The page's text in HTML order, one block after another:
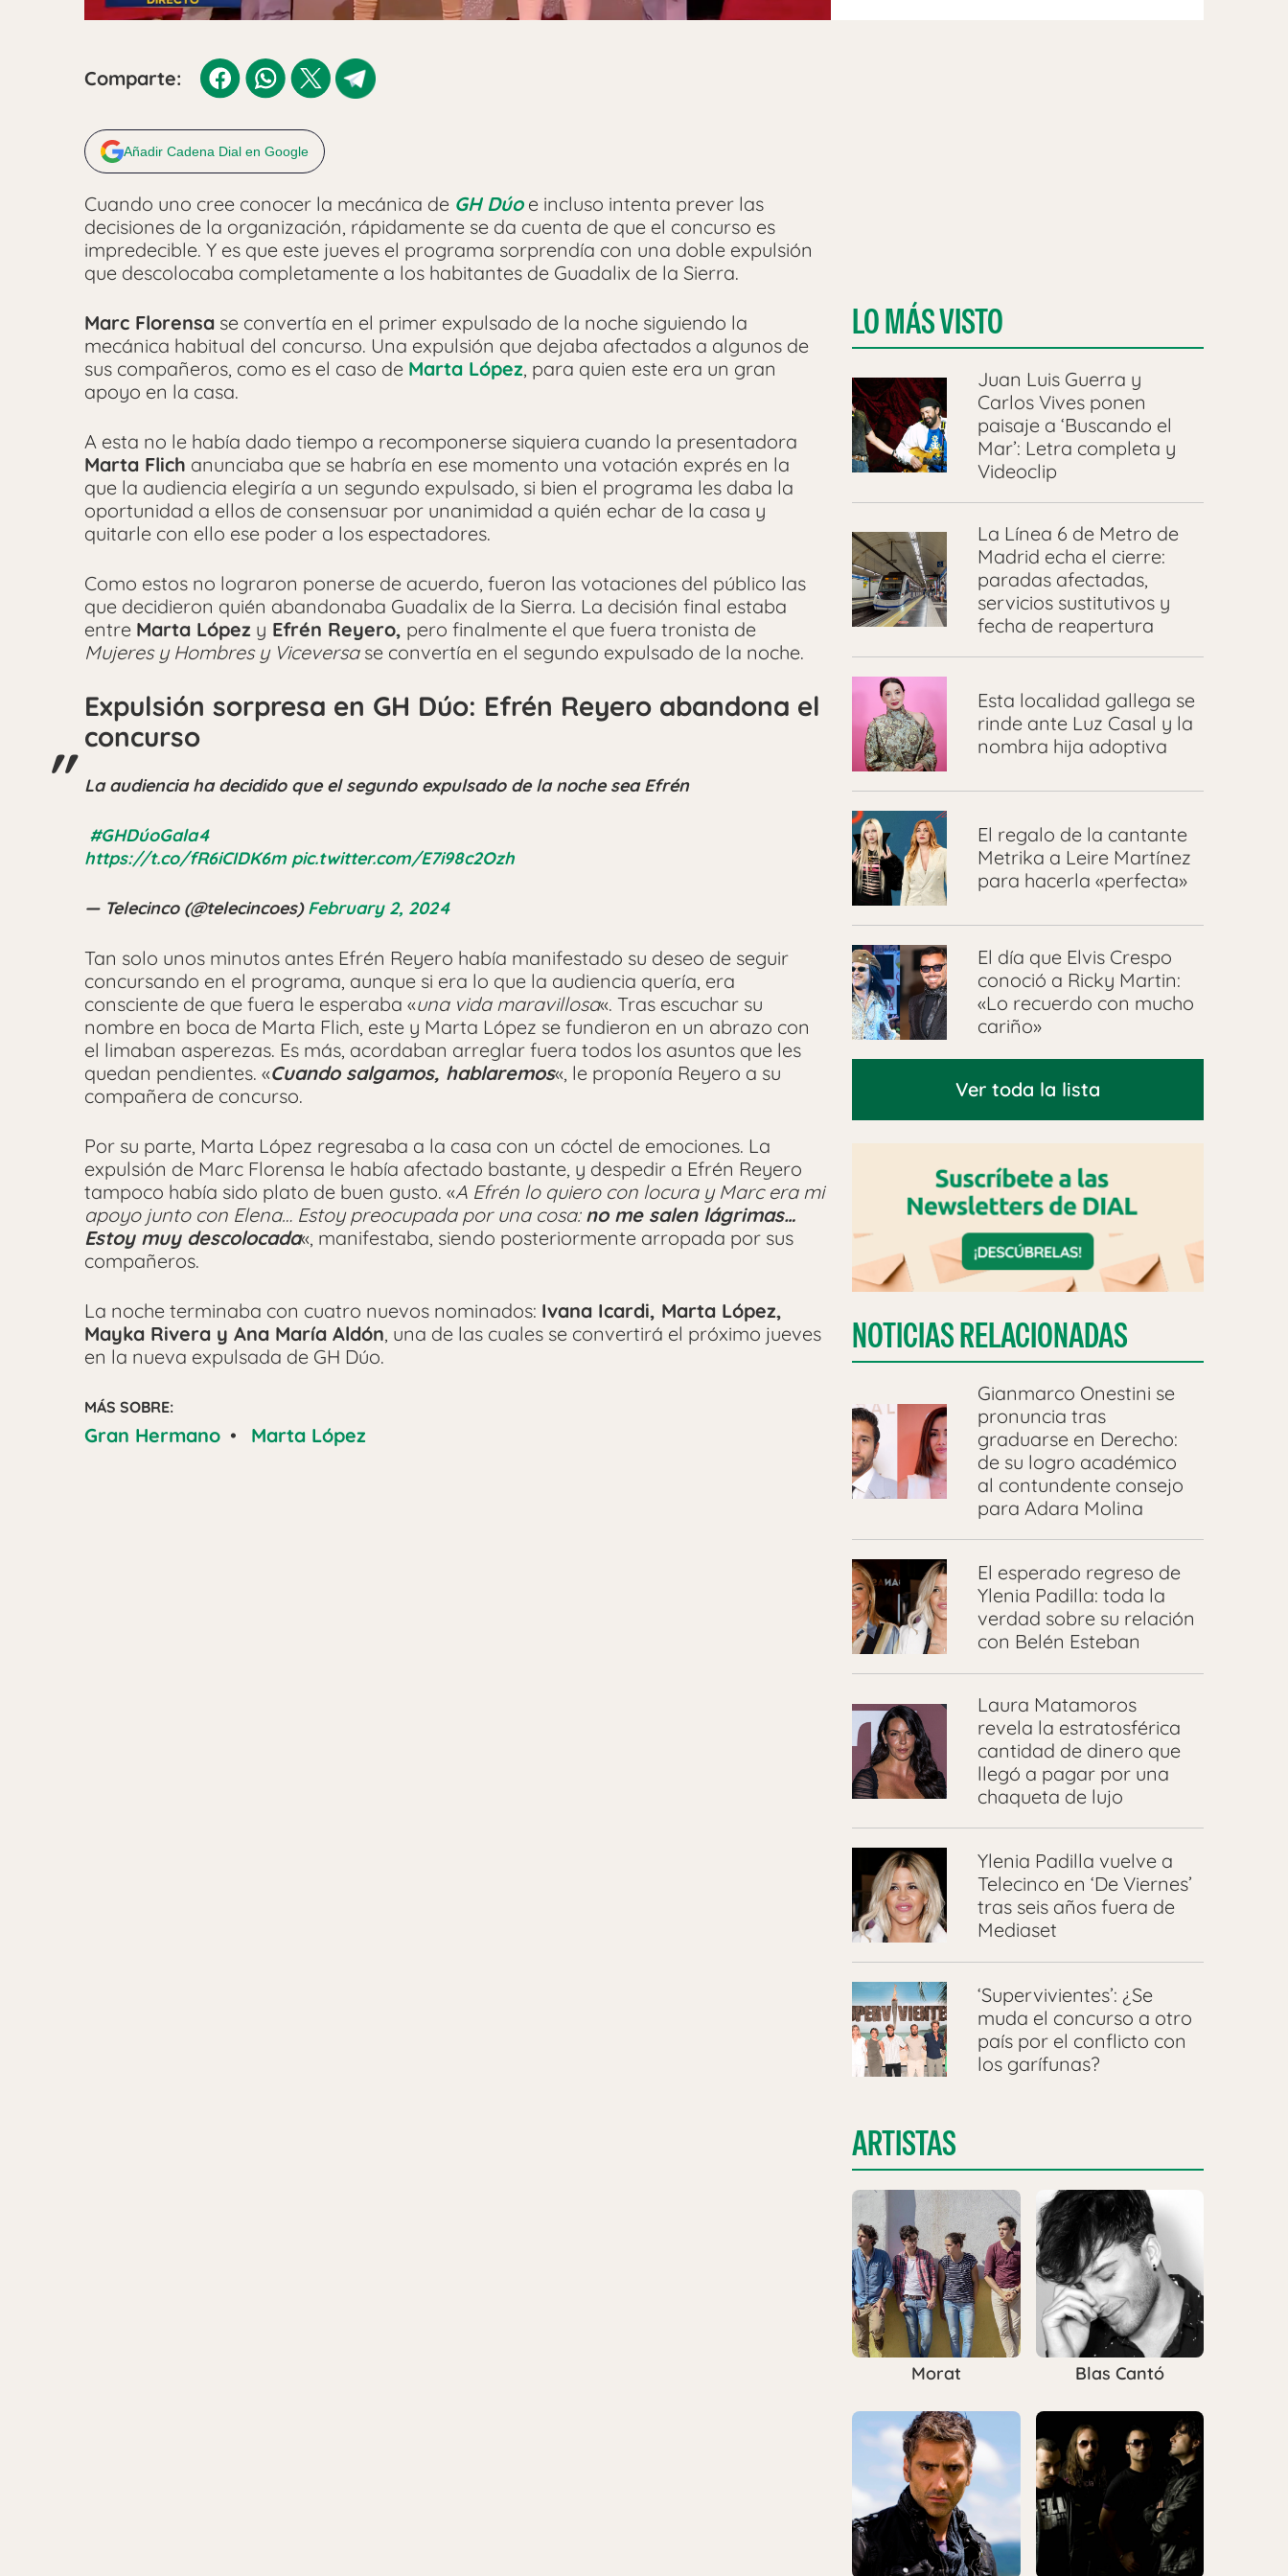
Comparte:
Añadir Cadena Dial en Google
Cuando uno cree conocer la mecánica de GH Dúoe incluso intenta prever las
decisiones de la organización, rápidamente se da cuenta de que el concurso es
impredecible. Y es que este jueves el programa sorprendía con una doble expulsión
que descolocaba completamente a los habitantes de Guadalix de la Sierra.
Marc Florensa se convertía en el primer expulsado de la noche siguiendo la
mecánica habitual del concurso. Una expulsión que dejaba afectados a algunos de
sus compañeros, como es el caso de Marta López, para quien este era un gran
apoyo en la casa.
A esta no le había dado tiempo a recomponerse siquiera cuando la presentadora
Marta Flich anunciaba que se habría en ese momento una votación exprés en la
que la audiencia elegiría a un segundo expulsado, si bien el programa les daba la
oportunidad a ellos de consensuar por unanimidad a quién echar de la casa y
quitarle con ello ese poder a los espectadores.
Como estos no lograron ponerse de acuerdo, fueron las votaciones del público las
que decidieron quién abandonaba Guadalix de la Sierra. La decisión final estaba
entre Marta López y Efrén Reyero, pero finalmente el que fuera tronista de
Mujeres y Hombres y Viceversase convertía en el segundo expulsado de la noche.
Expulsión sorpresa en GH Dúo: Efrén Reyero abandona el
concurso
La audiencia ha decidido que el segundo expulsado de la noche sea Efrén
#GHDúoGala4
https://t.co/fR6iCIDK6m pic.twitter.com/E7i98c2Ozh
— Telecinco (@telecincoes)February 2, 2024
Tan solo unos minutos antes Efrén Reyero había manifestado su deseo de seguir
concursando en el programa, aunque si era lo que la audiencia quería, era
consciente de que fuera le esperaba «una vida maravillosa«. Tras escuchar su
nombre en boca de Marta Flich, este y Marta López se fundieron en un abrazo con
el limaban asperezas. Es más, acordaban arreglar fuera todos los asuntos que les
quedan pendientes. «Cuando salgamos, hablaremos«, le proponía Reyero a su
compañera de concurso.
Por su parte, Marta López regresaba a la casa con un cóctel de emociones. La
expulsión de Marc Florensa le había afectado bastante, y despedir a Efrén Reyero
tampoco había sido plato de buen gusto. «A Efrén lo quiero con locura y Marc era mi
apoyo junto con Elena… Estoy preocupada por una cosa: no me salen lágrimas…
Estoy muy descolocada«, manifestaba, siendo posteriormente arropada por sus
compañeros.
La noche terminaba con cuatro nuevos nominados: Ivana Icardi, Marta López,
Mayka Rivera y Ana María Aldón, una de las cuales se convertirá el próximo jueves
en la nueva expulsada de GH Dúo.
MÁS SOBRE:
Gran Hermano • Marta López
LO MÁS VISTO
Juan Luis Guerra y
Carlos Vives ponen
paisaje a ‘Buscando el
Mar’: Letra completa y
Videoclip
La Línea 6 de Metro de
Madrid echa el cierre:
paradas afectadas,
servicios sustitutivos y
fecha de reapertura
Esta localidad gallega se
rinde ante Luz Casal y la
nombra hija adoptiva
El regalo de la cantante
Metrika a Leire Martínez
para hacerla «perfecta»
El día que Elvis Crespo
conoció a Ricky Martin:
«Lo recuerdo con mucho
cariño»
Ver toda la lista
NOTICIAS RELACIONADAS
Gianmarco Onestini se
pronuncia tras
graduarse en Derecho:
de su logro académico
al contundente consejo
para Adara Molina
El esperado regreso de
Ylenia Padilla: toda la
verdad sobre su relación
con Belén Esteban
Laura Matamoros
revela la estratosférica
cantidad de dinero que
llegó a pagar por una
chaqueta de lujo
Ylenia Padilla vuelve a
Telecinco en ‘De Viernes’
tras seis años fuera de
Mediaset
‘Supervivientes’: ¿Se
muda el concurso a otro
país por el conflicto con
los garífunas?
ARTISTAS
Morat Blas Cantó